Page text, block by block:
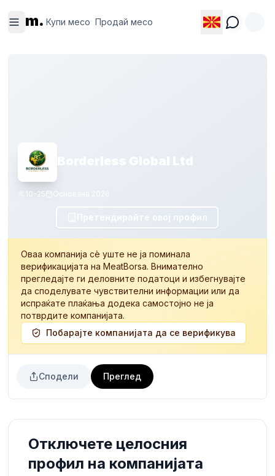
m. Купи месо Продай месо
месо
месо
Borderless Global Ltd
10-25 Основана
Претендирайте овој профил
Оваа компанија сè уште не ја поминала
верификацијата на MeatBorsa. Внимателно
прегледајте ги деловните податоци и избегнувајте
да споделувате чувствителни информации или да
испраќате плаќања додека самостојно не ја
потврдите компанијата.
Побарајте компанијата да се верификува
Сподели Преглед
Отключете целосния
профил на компанијата